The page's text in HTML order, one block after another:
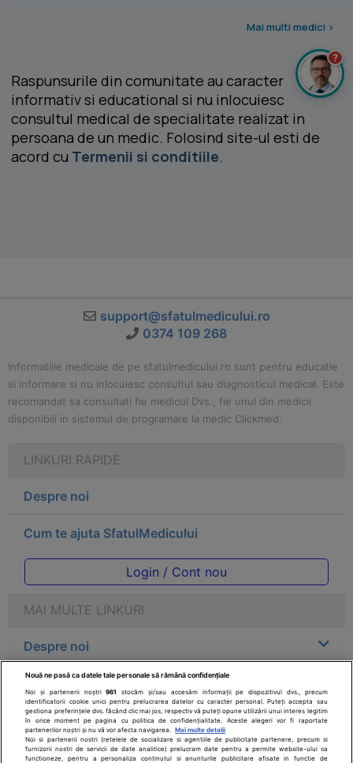
Mai multi medici >
Raspunsurile din comunitate au caracter
informativ si educational si nu inlocuiesc
consultul medical de specialitate realizat in
persoana de un medic. Folosind site-ul esti de
acord cu Termenii si conditiile.
support@sfatulmedicului.ro
0374 109 268
Informatiile medicale de pe sfatulmedicului.ro sunt pentru educatie
si informare si nu inlocuiesc consultul sau diagnosticul medical. Este
recomandat sa consultati fie medicul Dvs., fie unul din medicii
disponibili in sistemul de programare la medic Clickmed.
LINKURI RAPIDE
Despre noi
Cum te ajuta SfatulMedicului
Login / Cont nou
MAI MULTE LINKURI
Despre noi
Legal
Drepturile consumatorului
Parteneri
?
Nouă ne pasă ca datele tale personale să rămână confidențiale
Noi și partenerii noștri961
stocăm și/sau accesăm informații pe dispozitivul dvs., precum
identificatorii cookie unici pentru prelucrarea datelor cu caracter personal. Puteți accepta sau
gestiona preferințele dvs. făcând clic mai jos, respectiv vă puteți opune utilizării unui interes legitim
în orice moment pe pagina cu politica de confidențialitate. Aceste alegeri vor fi raportate
partenerilor noștri și nu vă vor afecta navigarea.
Mai multe detalii
Noi si partenerii nostri (retelele de socializare si agentiile de publicitate partenere, precum si
furnizorii nostri de servicii de date analitice) prelucram date pentru a permite website-ului sa
functioneze, pentru a personaliza continutul si anunturile publicitare afisate in functie de